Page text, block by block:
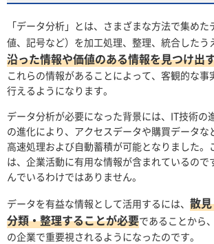
「データ分析」とは、さまざまな方法で集め
値、記号など）を加工処理、整理、統合したう
沿った情報や価値のある情報を見つけ出
これらの情報があることによって、客観的な事
行えるようになります。
データ分析が必要になった背景には、IT技術の
の進化により、アクセスデータや購買データな
高速処理および自動蓄積が可能となりました。
は、企業活動に有用な情報が含まれているので
んでいるわけではありません。
データを有益な情報として活用するには、 散
分類・整理することが必要であることから
の企業で重要視されるようになったのです。